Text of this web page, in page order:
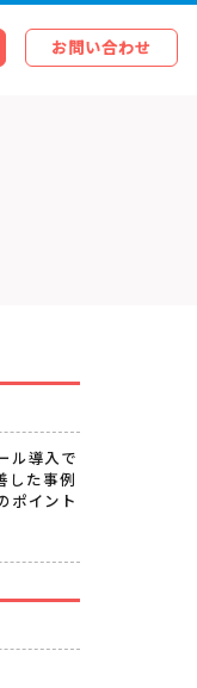
お問い合わせ
ル導入で
した事例
ポイント